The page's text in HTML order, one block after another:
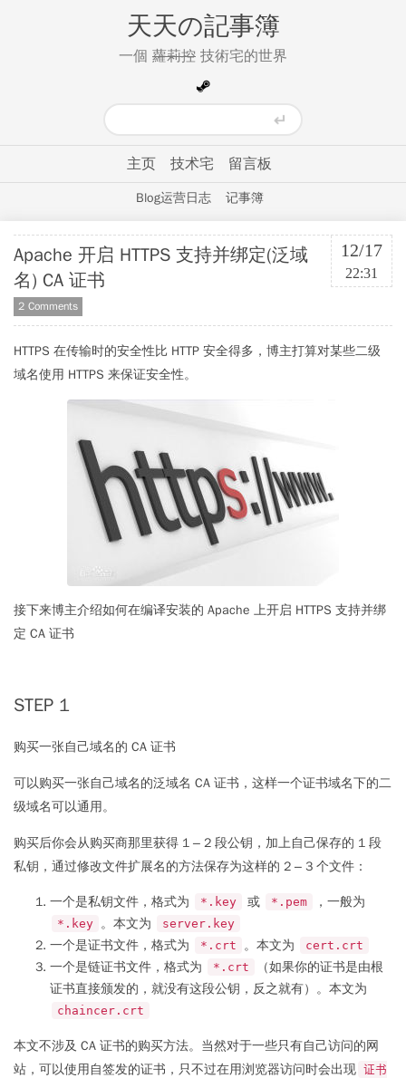
天天の記事簿
一個 蘿莉控 技術宅的世界
主页 技术宅 留言板
Blog运营日志 记事簿
12/17
22:31
Apache 开启 HTTPS 支持并绑定(泛域
名) CA 证书
2 Comments
HTTPS 在传输时的安全性比 HTTP 安全得多，博主打算对某些二级
域名使用 HTTPS 来保证安全性。
接下来博主介绍如何在编译安装的 Apache 上开启 HTTPS 支持并绑
定 CA 证书
STEP 1
购买一张自己域名的 CA 证书
可以购买一张自己域名的泛域名 CA 证书，这样一个证书域名下的二
级域名可以通用。
购买后你会从购买商那里获得 1 – 2 段公钥，加上自己保存的 1 段
私钥，通过修改文件扩展名的方法保存为这样的 2 – 3 个文件：
一个是私钥文件，格式为 *.key 或 *.pem ，一般为
*.key 。本文为 server.key
一个是证书文件，格式为 *.crt 。本文为 cert.crt
一个是链证书文件，格式为 *.crt
（如果你的证书是由根
证书直接颁发的，就没有这段公钥，反之就有）。本文为
chaincer.crt
本文不涉及 CA 证书的购买方法。当然对于一些只有自己访问的网
站，可以使用自签发的证书，只不过在用浏览器访问时会出现 证书